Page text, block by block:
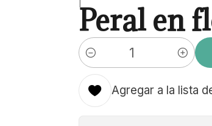
Peral en
Cantidad
Agregar a la lista